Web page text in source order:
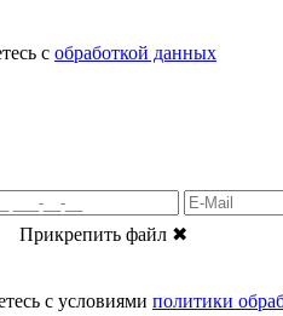
с обработкой данных
Прикрепить файл ✖
с условиями политики